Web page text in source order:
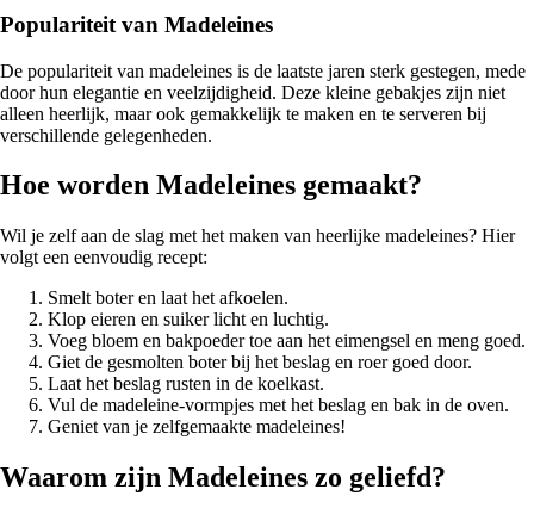
Populariteit van Madeleines
De populariteit van madeleines is de laatste jaren sterk gestegen, mede
door hun elegantie en veelzijdigheid. Deze kleine gebakjes zijn niet
alleen heerlijk, maar ook gemakkelijk te maken en te serveren bij
verschillende gelegenheden.
Hoe worden Madeleines gemaakt?
Wil je zelf aan de slag met het maken van heerlijke madeleines? Hier
volgt een eenvoudig recept:
Smelt boter en laat het afkoelen.
Klop eieren en suiker licht en luchtig.
Voeg bloem en bakpoeder toe aan het eimengsel en meng goed.
Giet de gesmolten boter bij het beslag en roer goed door.
Laat het beslag rusten in de koelkast.
Vul de madeleine-vormpjes met het beslag en bak in de oven.
Geniet van je zelfgemaakte madeleines!
Waarom zijn Madeleines zo geliefd?